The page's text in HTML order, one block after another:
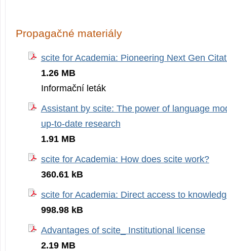
Propagačné materiály
scite for Academia: Pioneering Next Gen
1.26 MB
Informační leták
Assistant by scite: The power of language
up-to-date research
1.91 MB
scite for Academia: How does scite work?
360.61 kB
scite for Academia: Direct access to
998.98 kB
Advantages of scite_ Institutional license
2.19 MB